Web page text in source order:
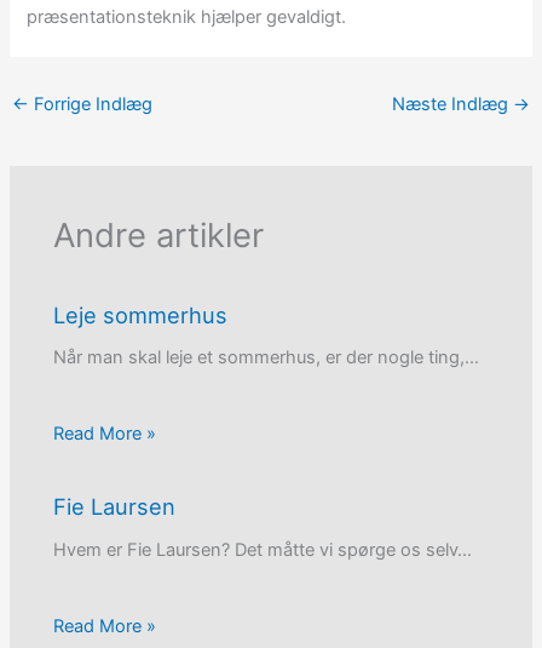
præsentationsteknik hjælper gevaldigt.
← Forrige Indlæg Næste Indlæg →
Andre artikler
Leje sommerhus
Når man skal leje et sommerhus, er der nogle ting,…
Read More »
Fie Laursen
Hvem er Fie Laursen? Det måtte vi spørge os selv…
Read More »